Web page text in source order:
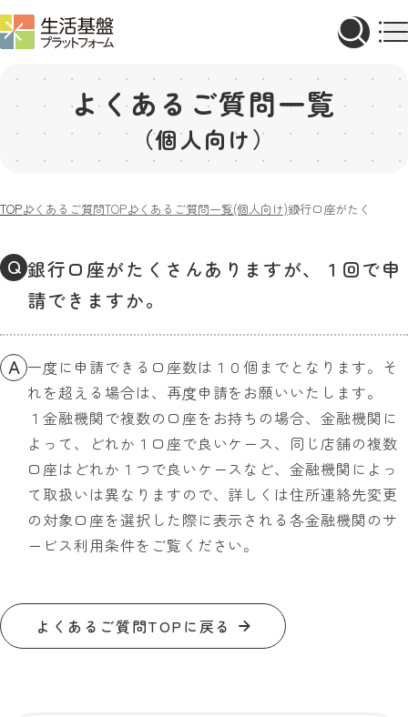
よくあるご質問一覧
（個人向け）
TOPよくあるご質問TOPよくあるご質問一覧(個人向け)銀行口座がたくさん
Q 銀行口座がたくさんありますが、１回で申
請できますか。
A 一度に申請できる口座数は１０個までとなります。そ
れを超える場合は、再度申請をお願いいたします。
１金融機関で複数の口座をお持ちの場合、金融機関に
よって、どれか１口座で良いケース、同じ店舗の複数
口座はどれか１つで良いケースなど、金融機関によっ
て取扱いは異なりますので、詳しくは住所連絡先変更
の対象口座を選択した際に表示される各金融機関のサ
ービス利用条件をご覧ください。
よくあるご質問TOPに戻る